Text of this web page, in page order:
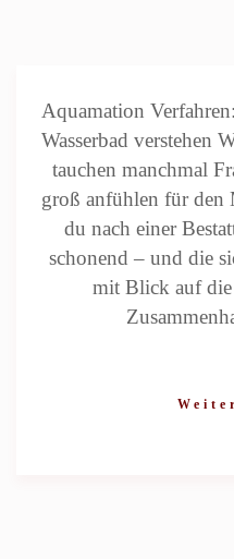
Aquamation
Wasserbad verstehen
tauchen manchmal
groß anfühlen für den
du nach einer
schonend – und die
mit Blick auf